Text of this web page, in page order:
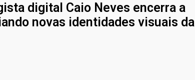
digital Caio Neves encerra a
novas identidades visuais da